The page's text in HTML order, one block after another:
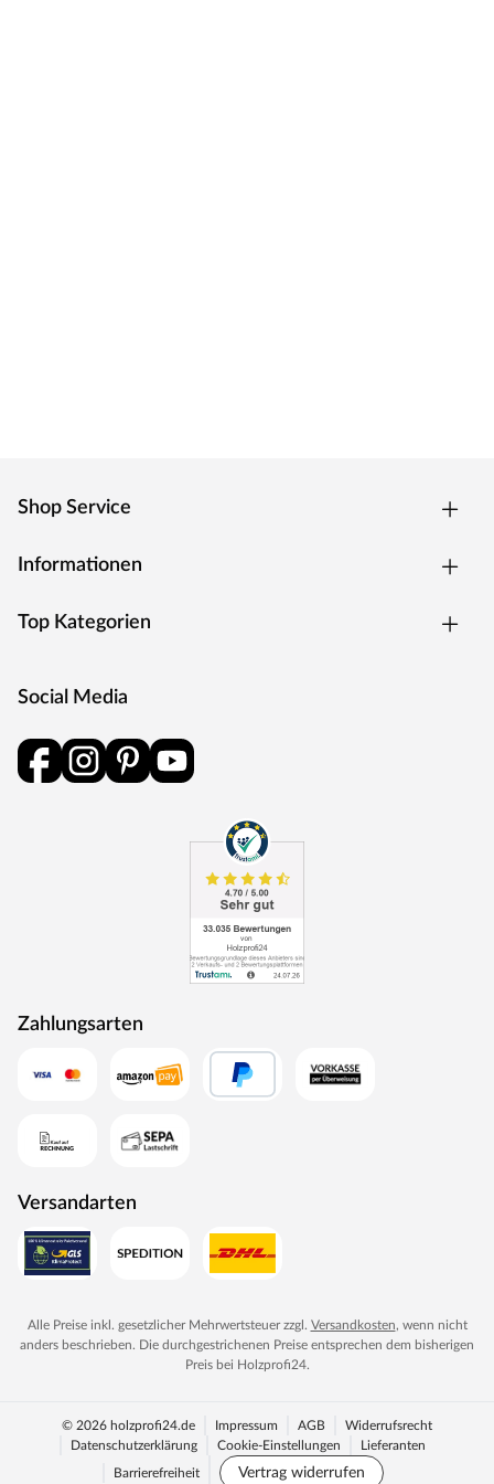
Shop Service
Informationen
Top Kategorien
Social Media
Zahlungsarten
Versandarten
Alle Preise inkl. gesetzlicher Mehrwertsteuer zzgl. Versandkosten, wenn nicht
anders beschrieben. Die durchgestrichenen Preise entsprechen dem bisherigen
Preis bei Holzprofi24.
© 2026 holzprofi24.de Impressum AGB
Widerrufsrecht
Datenschutzerklärung
Cookie-Einstellungen Lieferanten
Barrierefreiheit Vertrag widerrufen